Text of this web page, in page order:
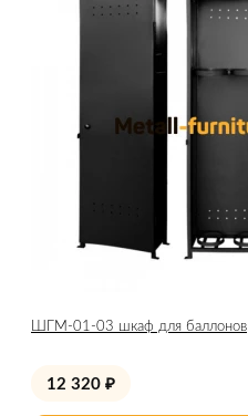
ШГМ-01-03 шкаф для баллонов
12 320 ₽